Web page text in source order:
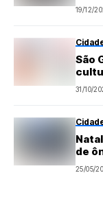
19/12/
São
da
31/10/
de
25/05/